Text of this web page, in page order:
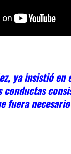
ya insistió
conductas
fuera